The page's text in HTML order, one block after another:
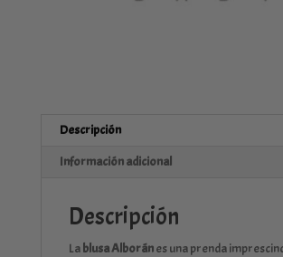
Descripción
Información adicional
Descripción
La blusa Alboránes una prenda